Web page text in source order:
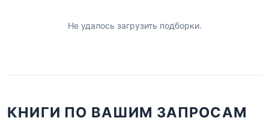
Не удалось загрузить подборки.
КНИГИ ПО ВАШИМ ЗАПРОСАМ